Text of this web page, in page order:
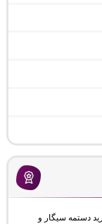
دستمه سیگار و